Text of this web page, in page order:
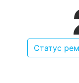
Статус